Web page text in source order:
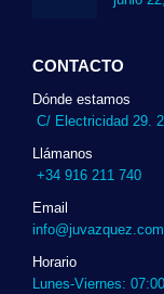
CONTACTO
Dónde estamos
C/ Electricidad 29.
Llámanos
+34 916 211 740
Email
info@juvazquez.com
Horario
Lunes-Viernes: